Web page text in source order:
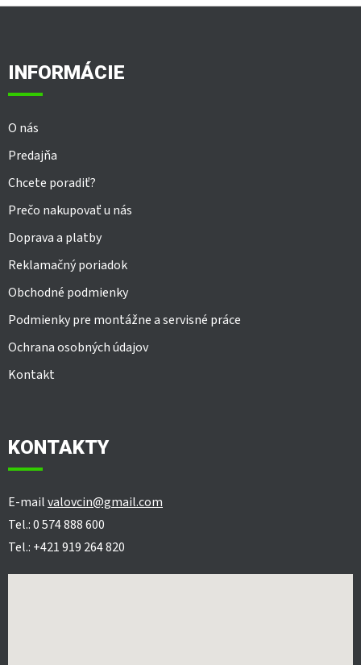
INFORMÁCIE
O nás
Predajňa
Chcete poradiť?
Prečo nakupovať u nás
Doprava a platby
Reklamačný poriadok
Obchodné podmienky
Podmienky pre montážne a servisné práce
Ochrana osobných údajov
Kontakt
KONTAKTY
E-mailvalovcin@gmail.com
Tel.: 0 574 888 600
Tel.: +421 919 264 820